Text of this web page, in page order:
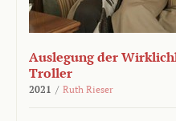
Auslegung der
Troller
2021 / Ruth Rieser